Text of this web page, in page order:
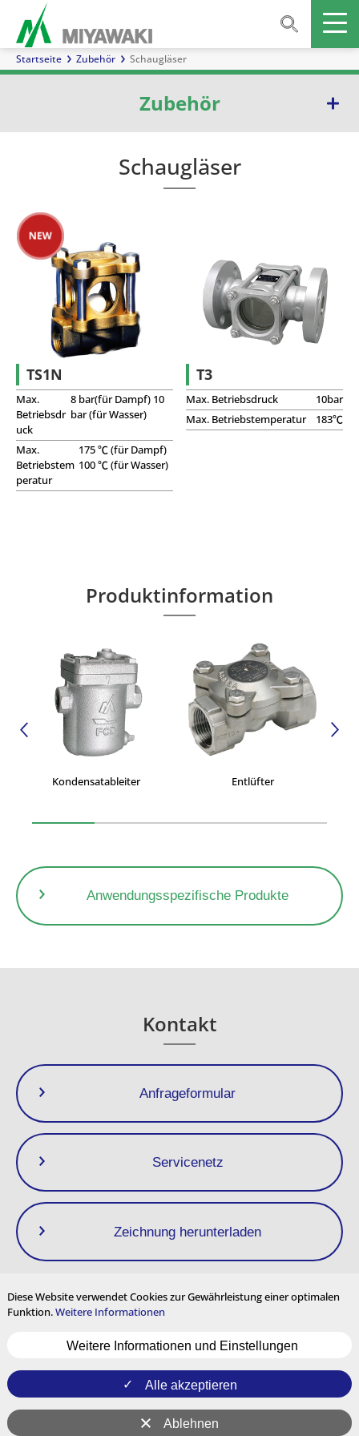
Startseite Zubehör Schaugläser
Zubehör
Inline-Mischer
Rückschlagventile
Schmutzfänger
Frostschutzventile
Vakuumbrecher
Q-Plus-Wärmedämmung
Schaugläser
TS1N
Max.
Betriebsdr
uck
8 bar(für Dampf) 10
bar (für Wasser)
Max.
Betriebstem
peratur
175 ℃ (für Dampf)
100 ℃ (für Wasser)
T3
Max. Betriebsdruck
10bar
Max. Betriebstemperatur
183℃
Produktinformation
Kondensatableiter Entlüfter
Anwendungsspezifische Produkte
Kontakt
Anfrageformular
Servicenetz
Zeichnung herunterladen
Diese Website verwendet Cookies zur Gewährleistung einer optimalen
Funktion.Weitere Informationen
Weitere Informationen und Einstellungen
Alle akzeptieren
Ablehnen
Seitenverzeichnis
Cookie-Einstellungen
Mehrsprachige Inhalte
YouTube Instagram